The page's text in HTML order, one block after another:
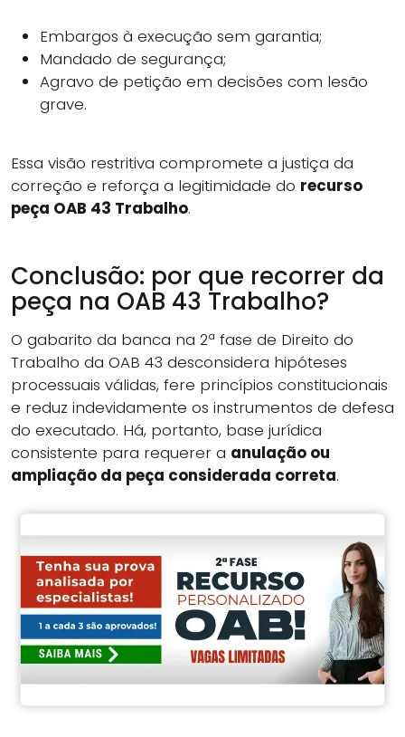
Embargos à execução sem garantia;
Mandado de segurança;
Agravo de petição em decisões com lesão
grave.
Essa visão restritiva compromete a justiça da
correção e reforça a legitimidade do recurso
peça OAB 43 Trabalho.
Conclusão: por que recorrer da
peça na OAB 43 Trabalho?
O gabarito da banca na 2ª fase de Direito do
Trabalho da OAB 43 desconsidera hipóteses
processuais válidas, fere princípios constitucionais
e reduz indevidamente os instrumentos de defesa
do executado. Há, portanto, base jurídica
consistente para requerer a anulação ou
ampliação da peça considerada correta.